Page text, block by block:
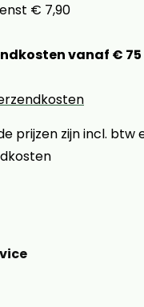
€ 7,90
vanaf € 75
prijzen zijn incl. btw